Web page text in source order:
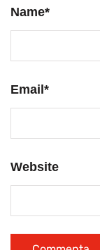
Name*
Email *
Website